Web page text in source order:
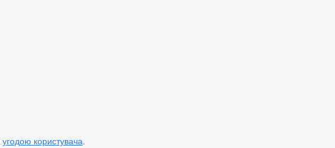
угодою користувача